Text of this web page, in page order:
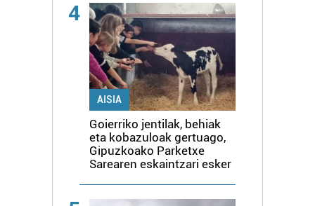
4
AISIA
Goierriko jentilak, behiak
eta kobazuloak gertuago,
Gipuzkoako Parketxe
Sarearen eskaintzari esker